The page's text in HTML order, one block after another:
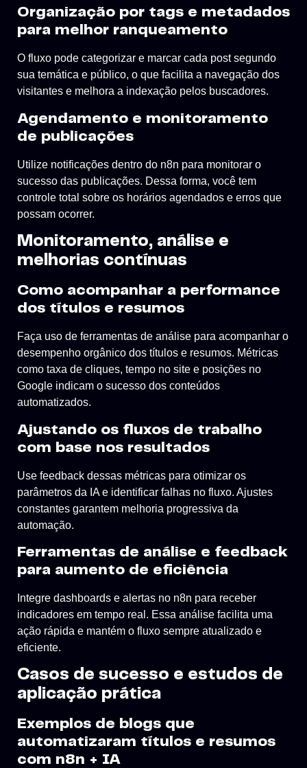
Organização por tags e metadados
para melhor ranqueamento
O fluxo pode categorizar e marcar cada post segundo
sua temática e público, o que facilita a navegação dos
visitantes e melhora a indexação pelos buscadores.
Agendamento e monitoramento
de publicações
Utilize notificações dentro do n8n para monitorar o
sucesso das publicações. Dessa forma, você tem
controle total sobre os horários agendados e erros que
possam ocorrer.
Monitoramento, análise e
melhorias contínuas
Como acompanhar a performance
dos títulos e resumos
Faça uso de ferramentas de análise para acompanhar o
desempenho orgânico dos títulos e resumos. Métricas
como taxa de cliques, tempo no site e posições no
Google indicam o sucesso dos conteúdos
automatizados.
Ajustando os fluxos de trabalho
com base nos resultados
Use feedback dessas métricas para otimizar os
parâmetros da IA e identificar falhas no fluxo. Ajustes
constantes garantem melhoria progressiva da
automação.
Ferramentas de análise e feedback
para aumento de eficiência
Integre dashboards e alertas no n8n para receber
indicadores em tempo real. Essa análise facilita uma
ação rápida e mantém o fluxo sempre atualizado e
eficiente.
Casos de sucesso e estudos de
aplicação prática
Exemplos de blogs que
automatizaram títulos e resumos
com n8n + IA